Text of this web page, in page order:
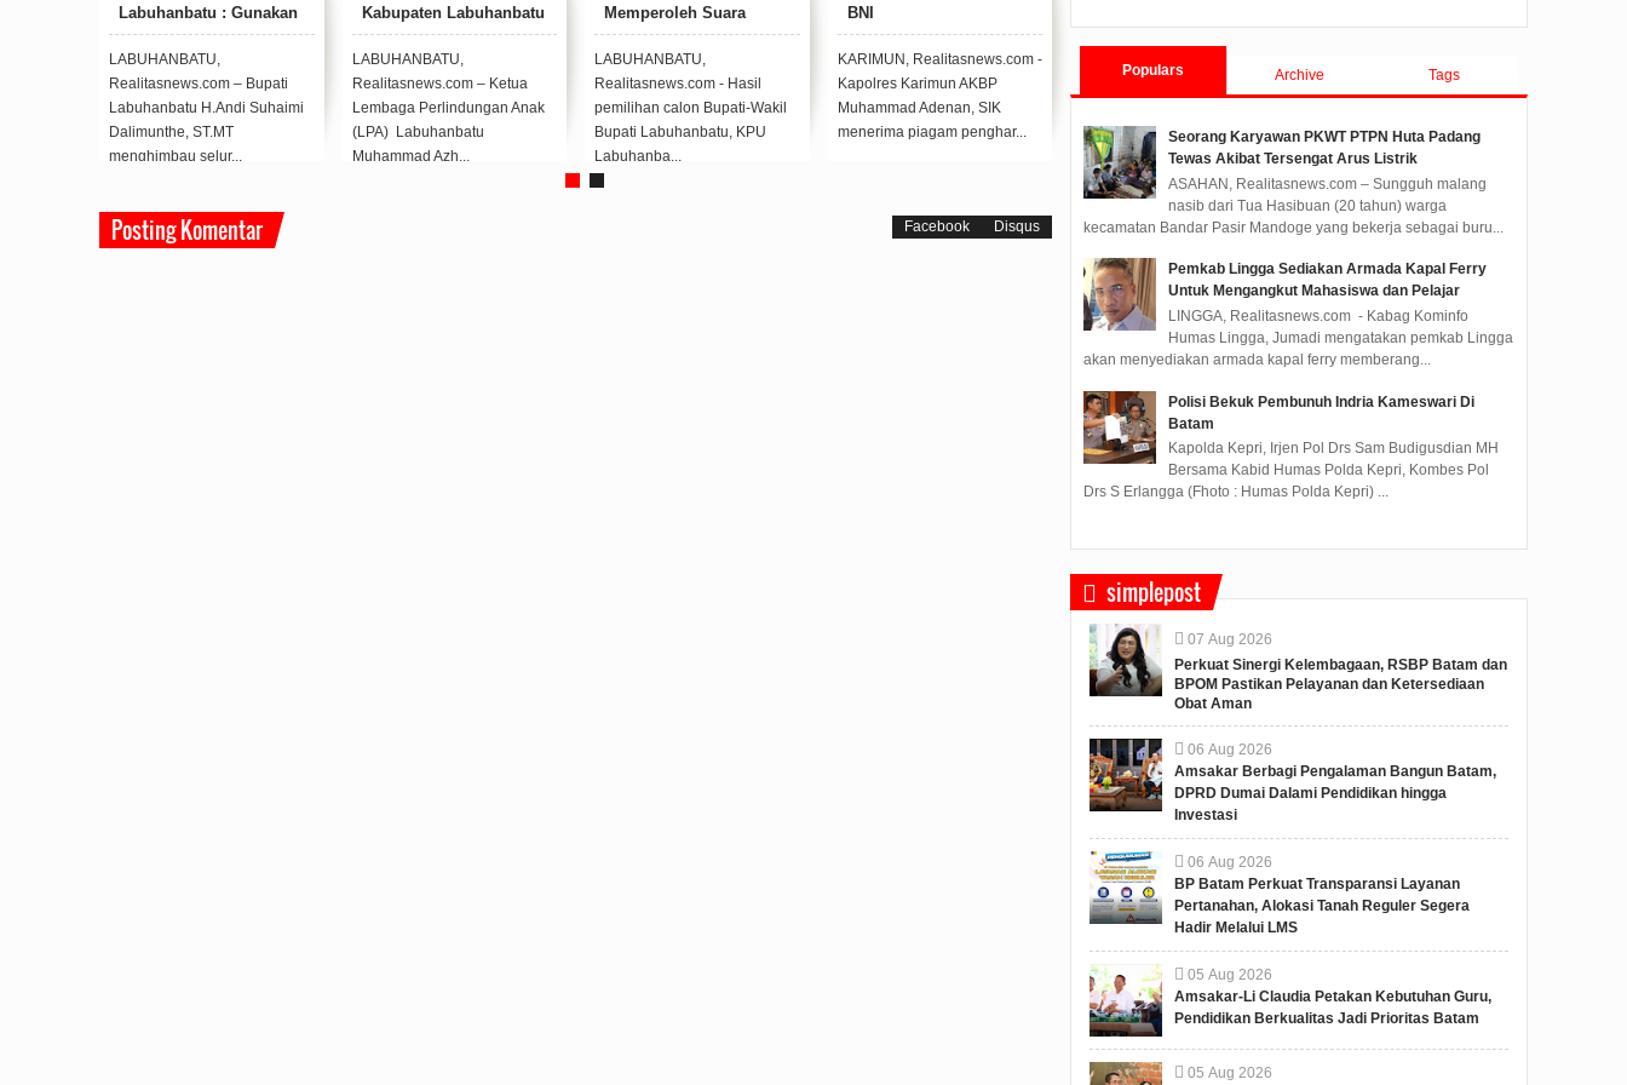
Kabupaten Labuhanbatu
LABUHANBATU,
Realitasnews.com – Ketua
Lembaga Perlindungan Anak
(LPA) Labuhanbatu
Muhammad Azh...
Memperoleh Suara
Tertinggi Dari Pasangan
Lainnya
LABUHANBATU,
Realitasnews.com - Hasil
pemilihan calon Bupati-Wakil
Bupati Labuhanbatu, KPU
Labuhanba...
BNI
KARIMUN, Realitasnews.com -
Kapolres Karimun AKBP
Muhammad Adenan, SIK
menerima piagam penghar...
Dalam Rangka
Pemungutan Suara Ulang
LABUHANBATU,
Realitasnews.com – Anggota
Komisioner KPU RI, Divisi
Hukum Hasyim Asy'ari b...
Realitasnews.com – Badan
(Bawaslu) RI divisi Hukum,
Humas, dan ...
Posting Komentar Facebook Disqus
Populars Archive Tags
Seorang Karyawan PKWT PTPN Huta Padang
Tewas Akibat Tersengat Arus Listrik
ASAHAN, Realitasnews.com – Sungguh malang
nasib dari Tua Hasibuan (20 tahun) warga
kecamatan Bandar Pasir Mandoge yang bekerja sebagai buru...
Pemkab Lingga Sediakan Armada Kapal Ferry
Untuk Mengangkut Mahasiswa dan Pelajar
LINGGA, Realitasnews.com - Kabag Kominfo
Humas Lingga, Jumadi mengatakan pemkab Lingga
akan menyediakan armada kapal ferry memberang...
Polisi Bekuk Pembunuh Indria Kameswari Di
Batam
Kapolda Kepri, Irjen Pol Drs Sam Budigusdian MH
Bersama Kabid Humas Polda Kepri, Kombes Pol
Drs S Erlangga (Fhoto : Humas Polda Kepri) ...
simplepost
07 Aug 2026
Perkuat Sinergi Kelembagaan, RSBP Batam dan
BPOM Pastikan Pelayanan dan Ketersediaan
Obat Aman
06 Aug 2026
Amsakar Berbagi Pengalaman Bangun Batam,
DPRD Dumai Dalami Pendidikan hingga
Investasi
06 Aug 2026
BP Batam Perkuat Transparansi Layanan
Pertanahan, Alokasi Tanah Reguler Segera
Hadir Melalui LMS
05 Aug 2026
Amsakar-Li Claudia Petakan Kebutuhan Guru,
Pendidikan Berkualitas Jadi Prioritas Batam
05 Aug 2026